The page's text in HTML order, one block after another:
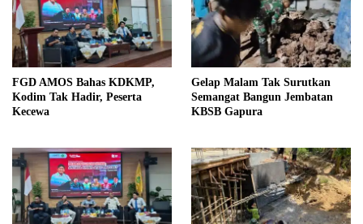
FGD AMOS Bahas KDKMP,
Kodim Tak Hadir, Peserta
Kecewa
Gelap Malam Tak Surutkan
Semangat Bangun Jembatan
KBSB Gapura